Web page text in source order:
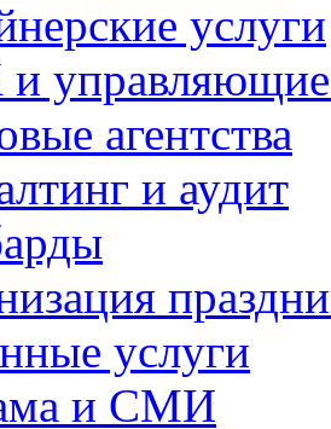
услуги
управляющие
агентства
и аудит
услуги
и СМИ